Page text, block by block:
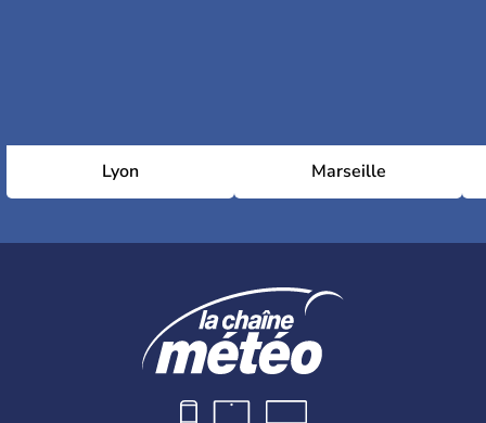
Lyon Marseille